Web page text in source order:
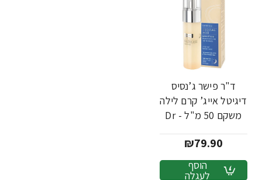
ד"ר פישר ג’נסיס
דיגיטל אייג’ קרם לילה
משקם 50 מ"ל - Dr
₪79.90
הוסף
לעגלה